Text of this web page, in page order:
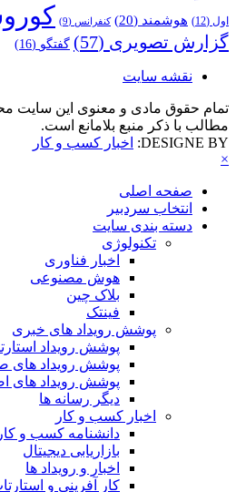
اول (12) هوشمند (20) کنفرانس (9)
گزارش تصویری (57) گفتگو (16)
نقشه سایت
تمام حقوق مادی و معنوی این سایت
مطالب با ذکر منبع بلامانع است.
DESIGNE BY:
اخبار کسب و کار
×
صفحه اصلی
انتخاب سردبیر
دسته بندی سایت
تکنولوژی
اخبار فناوری
هوش مصنوعی
بلاک چین
فینتک
پوشش رویداد های خبری
پوشش رویداد
پوشش رویداد های
پوشش رویداد های
دیگر رسانه ها
اخبار کسب و کار
دانشنامه کسب و کار
بازاریابی دیجیتال
اخبار و رویداد ها
کار آفرینی و